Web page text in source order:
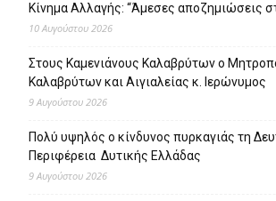
Κίνημα Αλλαγής: “Άμεσες αποζημιώσεις
10 Αυγούστου 2026
Στους Καμενιάνους Καλαβρύτων ο
Καλαβρύτων και Αιγιαλείας κ. Ιερώνυμος
9 Αυγούστου 2026
Πολύ υψηλός ο κίνδυνος πυρκαγιάς τη
Περιφέρεια Δυτικής Ελλάδας
9 Αυγούστου 2026